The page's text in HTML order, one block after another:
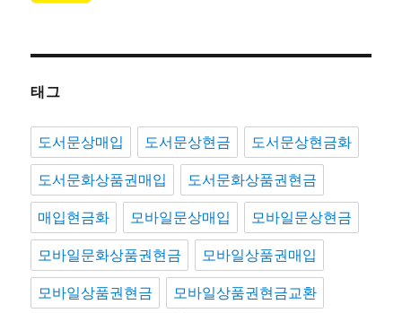
태그
도서문상매입 도서문상현금 도서문상현금화
도서문화상품권매입 도서문화상품권현금
매입현금화 모바일문상매입 모바일문상현금
모바일문화상품권현금 모바일상품권매입
모바일상품권현금 모바일상품권현금교환